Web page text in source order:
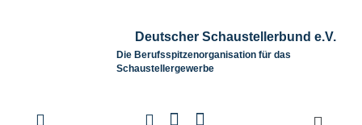
Deutscher Schaustellerbund e.V.
Die Berufsspitzenorganisation für das
Schaustellergewerbe